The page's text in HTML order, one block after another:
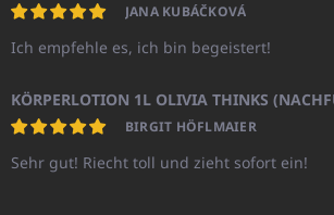
JANA KUBÁČKOVÁ
Ich empfehle es, ich bin begeistert!
BIRGIT HÖFLMAIER
Sehr gut! Riecht toll und zieht sofort ein!